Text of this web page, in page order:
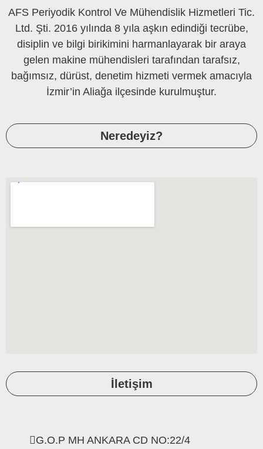
AFS Periyodik Kontrol Ve Mühendislik Hizmetleri Tic.
Ltd. Şti. 2016 yılında 8 yıla aşkın edindiği tecrübe,
disiplin ve bilgi birikimini harmanlayarak bir araya
gelen makine mühendisleri tarafından tarafsız,
bağımsız, dürüst, denetim hizmeti vermek amacıyla
İzmir’in Aliağa ilçesinde kurulmuştur.
Neredeyiz?
İletişim
G.O.P MH ANKARA CD NO:22/4